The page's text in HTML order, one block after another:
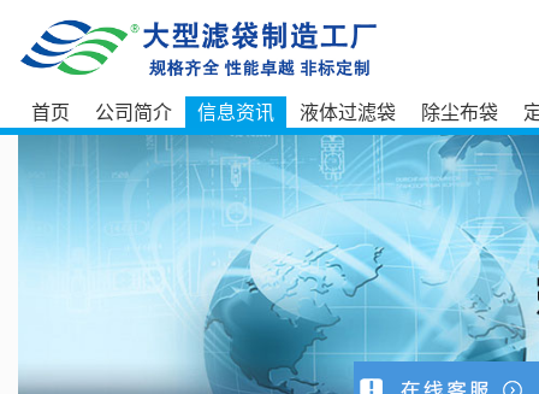
首页 公司简介 信息资讯 液体过滤袋 除尘布袋